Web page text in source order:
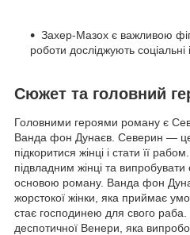
Захер-Мазох є важливою
роботи досліджують
Сюжет та головний
Головними героями роману є
Ванда фон Дунаєв. Северин —
підкоритися жінці і стати її
підвладним жінці та випробувати
основою роману. Ванда фон
жорстокої жінки, яка приймає
стає господинею для свого
деспотичної Венери, яка